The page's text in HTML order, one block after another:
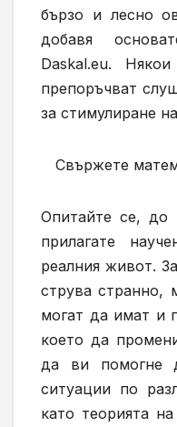
бързо и лесно
добавя
Daskal.eu.
препоръчват
за стимулиране
Свържете
Опитайте се, до
прилагате
реалния живот.
струва странно,
могат да имат и
което да
да ви помогне
ситуации по
като теорията